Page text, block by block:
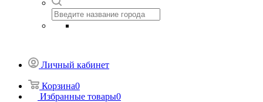
Личный кабинет
Корзина0
Избранные товары0